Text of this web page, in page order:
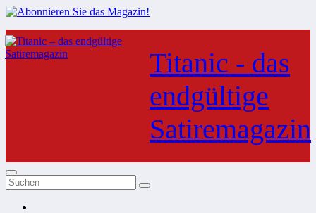
Zum
Inhalt
springen
Titanic - das
endgültige
Satiremagazin